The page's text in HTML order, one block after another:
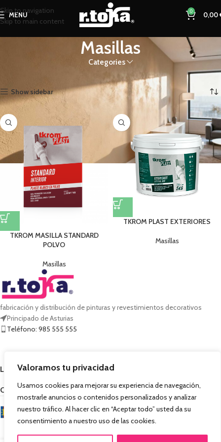
Valoramos tu privacidad
Usamos cookies para mejorar su experiencia de navegación,
mostrarle anuncios o contenidos personalizados y analizar
nuestro tráfico. Al hacer clic en “Aceptar todo” usted da su
consentimiento a nuestro uso de las cookies.
Skip to navigation
Skip to main content
MENU 0 0,00
Masillas
Categories
Mostrando los 2 resultados
Show sidebar
TKROM MASILLA STANDARD
POLVO
Masillas
TKROM PLAST EXTERIORES
Masillas
fabricación y distribución de pinturas y revestimientos decorativos
Principado de Asturias
Teléfono: 985 555 555
LEGAL
CONÓCENOS